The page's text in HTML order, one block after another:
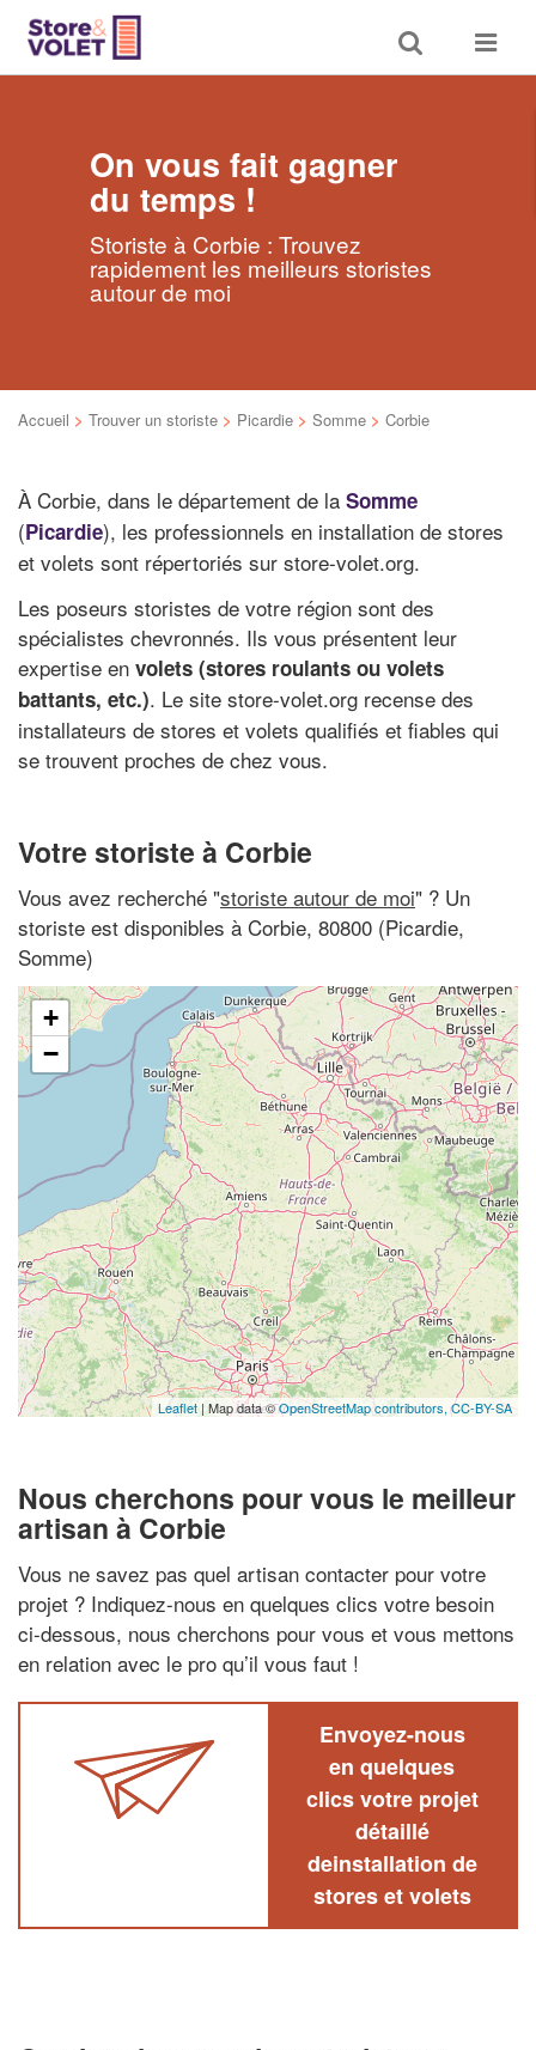
Toggle
search
Toggle
On vous fait gagner
du temps !
Storiste à Corbie : Trouvez
rapidement les meilleurs storistes
autour de moi
Accueil > Trouver un storiste > Picardie > Somme > Corbie
À Corbie, dans le département de la Somme
(Picardie), les professionnels en installation de stores
et volets sont répertoriés sur store-volet.org.
Les poseurs storistes de votre région sont des
spécialistes chevronnés. Ils vous présentent leur
expertise en volets (stores roulants ou volets
battants, etc.). Le site store-volet.org recense des
installateurs de stores et volets qualifiés et fiables qui
se trouvent proches de chez vous.
Votre storiste à Corbie
Vous avez recherché "storiste autour de moi" ? Un
storiste est disponibles à Corbie, 80800 (Picardie,
Somme)
+
−
Leaflet | Map data ©OpenStreetMap contributors,CC-BY-SA
Nous cherchons pour vous le meilleur
artisan à Corbie
Vous ne savez pas quel artisan contacter pour votre
projet ? Indiquez-nous en quelques clics votre besoin
ci-dessous, nous cherchons pour vous et vous mettons
en relation avec le pro qu’il vous faut !
Envoyez-nous
en quelques
clics votre projet
détaillé
deinstallation de
stores et volets